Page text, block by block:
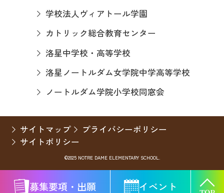
募集要項・出願 イベント
学校法人ヴィアトール学園
カトリック総合教育センター
洛星中学校・高等学校
洛星ノートルダム女学院中学高等学校
ノートルダム学院小学校同窓会
サイトマップ
プライバシーポリシー
サイトポリシー
©2025 NOTRE DAME ELEMENTARY SCHOOL.